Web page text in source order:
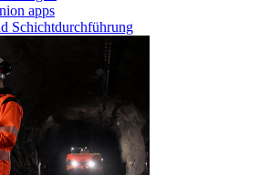
apps
Schichtdurchführung